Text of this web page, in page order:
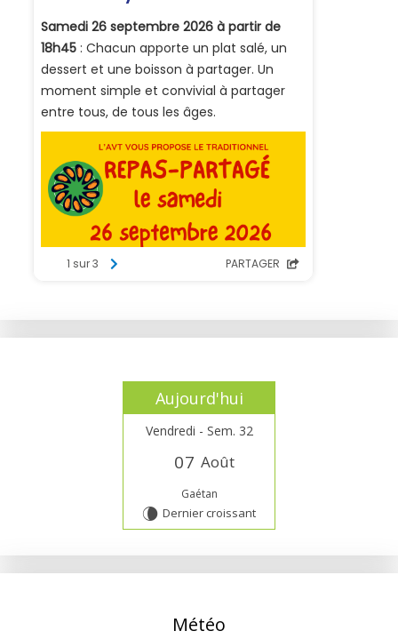
Aujourd'hui
Vendredi - Sem. 32
07 Août
Gaétan
V Dernier croissant
Météo